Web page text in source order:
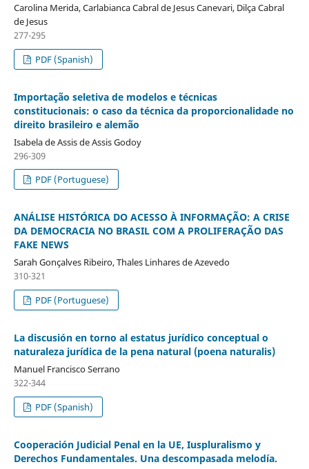
Carolina Merida, Carlabianca Cabral de Jesus Canevari, Dilça Cabral
de Jesus
277-295
PDF (Spanish)
Importação seletiva de modelos e técnicas
constitucionais: o caso da técnica da proporcionalidade no
direito brasileiro e alemão
Isabela de Assis de Assis Godoy
296-309
PDF (Portuguese)
ANÁLISE HISTÓRICA DO ACESSO À INFORMAÇÃO: A CRISE
DA DEMOCRACIA NO BRASIL COM A PROLIFERAÇÃO DAS
FAKE NEWS
Sarah Gonçalves Ribeiro, Thales Linhares de Azevedo
310-321
PDF (Portuguese)
La discusión en torno al estatus jurídico conceptual o
naturaleza jurídica de la pena natural (poena naturalis)
Manuel Francisco Serrano
322-344
PDF (Spanish)
Cooperación Judicial Penal en la UE, Iuspluralismo y
Derechos Fundamentales. Una descompasada melodía.